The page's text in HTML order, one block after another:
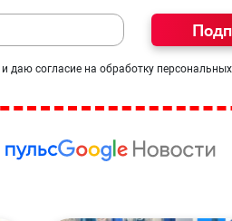
и даю согласие на обработку